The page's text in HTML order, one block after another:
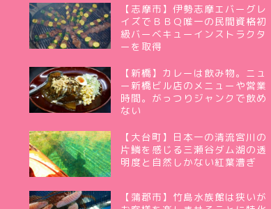
【志摩市】伊勢志摩エバーグレ
イズでＢＢＱ唯一の民間資格初
級バーベキューインストラクタ
ーを取得
【新橋】カレーは飲み物。ニュ
ー新橋ビル店のメニューや営業
時間。がっつりジャンクで飲め
ない
【大台町】日本一の清流宮川の
片鱗を感じる三瀬谷ダム湖の透
明度と自然しかない紅葉漕ぎ
【蒲郡市】竹島水族館は狭いが